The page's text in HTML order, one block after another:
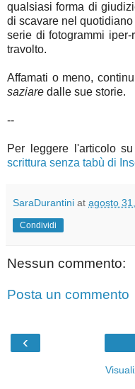
qualsiasi forma di
di scavare nel
serie di fotogrammi
travolto.
Affamati o meno,
saziare dalle sue storie.
--
Per leggere l'articolo
scrittura senza tabù di
SaraDurantini at agosto
Condividi
Nessun commento:
Posta un commento
‹